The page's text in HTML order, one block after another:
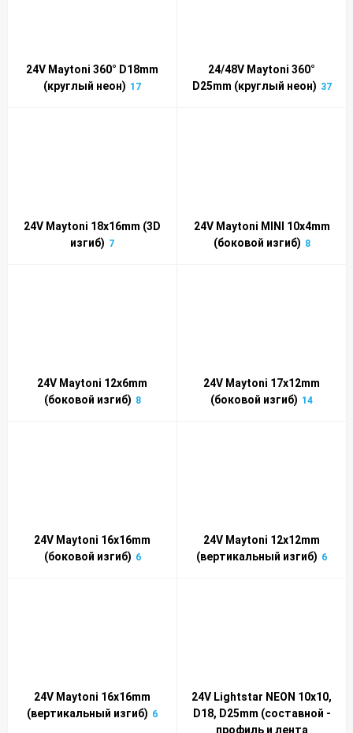
24V Maytoni 360° D18mm
(круглый неон) 17
24/48V Maytoni 360°
D25mm (круглый неон) 37
24V Maytoni 18x16mm (3D
изгиб) 7
24V Maytoni MINI 10x4mm
(боковой изгиб) 8
24V Maytoni 12x6mm
(боковой изгиб) 8
24V Maytoni 17x12mm
(боковой изгиб) 14
24V Maytoni 16x16mm
(боковой изгиб) 6
24V Maytoni 12x12mm
(вертикальный изгиб) 6
24V Maytoni 16x16mm
(вертикальный изгиб) 6
24V Lightstar NEON 10x10,
D18, D25mm (составной -
профиль и лента